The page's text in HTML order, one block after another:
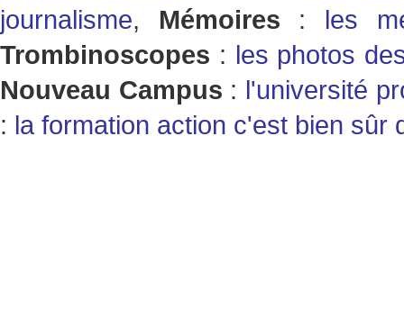
journalisme, Mémoires : les
Trombinoscopes : les photos
Nouveau Campus : l'université
: la formation action c'est bien sûr